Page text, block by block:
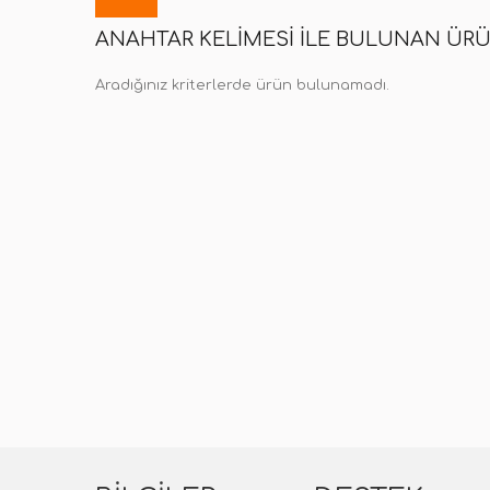
ANAHTAR KELIMESI ILE BULUNAN
Aradığınız kriterlerde ürün bulunamadı.